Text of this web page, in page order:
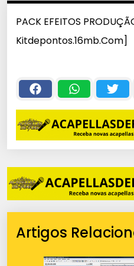
PACK EFEITOS
Kitdepontos.16mb.Com]
Artigos